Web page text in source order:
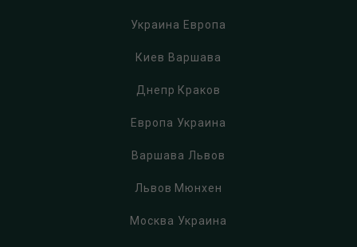
Украина Европа
Киев Варшава
Днепр Краков
Европа Украина
Варшава Львов
Львов Мюнхен
Москва Украина